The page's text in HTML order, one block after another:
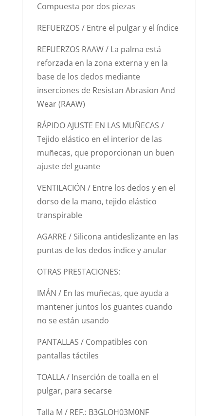
Compuesta por dos piezas
REFUERZOS / Entre el pulgar y el índice
REFUERZOS RAAW / La palma está
reforzada en la zona externa y en la
base de los dedos mediante
inserciones de Resistan Abrasion And
Wear (RAAW)
RÁPIDO AJUSTE EN LAS MUÑECAS /
Tejido elástico en el interior de las
muñecas, que proporcionan un buen
ajuste del guante
VENTILACIÓN / Entre los dedos y en el
dorso de la mano, tejido elástico
transpirable
AGARRE / Silicona antideslizante en las
puntas de los dedos índice y anular
OTRAS PRESTACIONES:
IMÁN / En las muñecas, que ayuda a
mantener juntos los guantes cuando
no se están usando
PANTALLAS / Compatibles con
pantallas táctiles
TOALLA / Inserción de toalla en el
pulgar, para secarse
Talla M / REF.: B3GLOH03M0NF